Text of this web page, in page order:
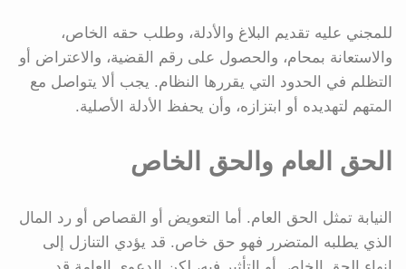
للمجني عليه تقديم البلاغ والأدلة، وطلب حقه الخاص،
والاستعانة بمحام، والحصول على رقم القضية، والاعتراض أو
التظلم في الحدود التي يقررها النظام. يجب ألا يتواصل مع
المتهم لتهديده أو ابتزازه، وأن يحفظ الأدلة الأصلية.
الحق العام والحق الخاص
النيابة تمثل الحق العام. أما التعويض أو القصاص أو رد المال
الذي يطلبه المتضرر فهو حق خاص. قد يؤدي التنازل إلى